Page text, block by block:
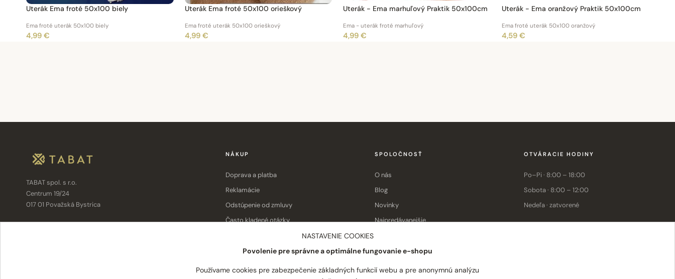
Uterák Ema froté 50x100 biely
Ema froté uterák 50x100 biely
4,99 €
Uterák Ema froté 50x100 orieškový
Ema froté uterák 50x100 orieškový
4,99 €
Uterák - Ema marhuľový Praktik 50x100cm
Ema - uterák froté marhuľový
4,99 €
Uterák - Ema oranžový Praktik 50x100cm
Ema froté uterák 50x100 oranžový
4,59 €
TABAT spol. s r.o.
Centrum 19/24
017 01 Považská Bystrica
NÁKUP
Doprava a platba
Reklamácie
Odstúpenie od zmluvy
Často kladené otázky
SPOLOČNOSŤ
O nás
Blog
Novinky
Najpredávanejšie
OTVÁRACIE HODINY
Po–Pi · 8:00 – 18:00
Sobota · 8:00 – 12:00
Nedeľa · zatvorené
NASTAVENIE COOKIES
Povolenie pre správne a optimálne fungovanie e-shopu
Používame cookies pre zabezpečenie základných funkcií webu a pre anonymnú analýzu